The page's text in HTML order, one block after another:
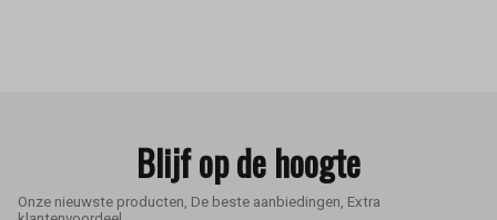
Blijf op de hoogte
Onze nieuwste producten, De beste aanbiedingen, Extra